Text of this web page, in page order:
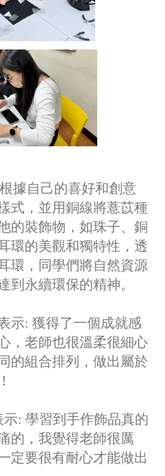
據自己的喜好和創意
式，並用銅線將薏苡種
的裝飾物，如珠子、銅
環的美觀和獨特性，透
環，同學們將自然資源
到永續環保的精神。
示: 獲得了一個成就感
，老師也很溫柔很細心
的組合排列，做出屬於
: 學習到手作飾品真的
的，我覺得老師很厲
定要很有耐心才能做出